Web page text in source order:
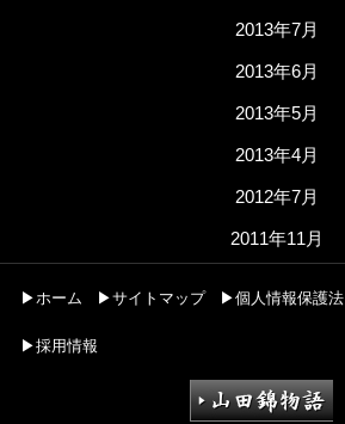
2013年7月
2013年6月
2013年5月
2013年4月
2012年7月
2011年11月
▶ホーム ▶サイトマップ
▶個人情報保護法
▶採用情報